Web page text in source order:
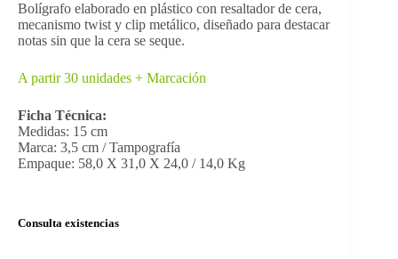
Bolígrafo elaborado en plástico con resaltador de cera,
mecanismo twist y clip metálico, diseñado para destacar
notas sin que la cera se seque.
A partir 30 unidades + Marcación
Ficha Técnica:
Medidas: 15 cm
Marca: 3,5 cm / Tampografía
Empaque: 58,0 X 31,0 X 24,0 / 14,0 Kg
Consulta existencias